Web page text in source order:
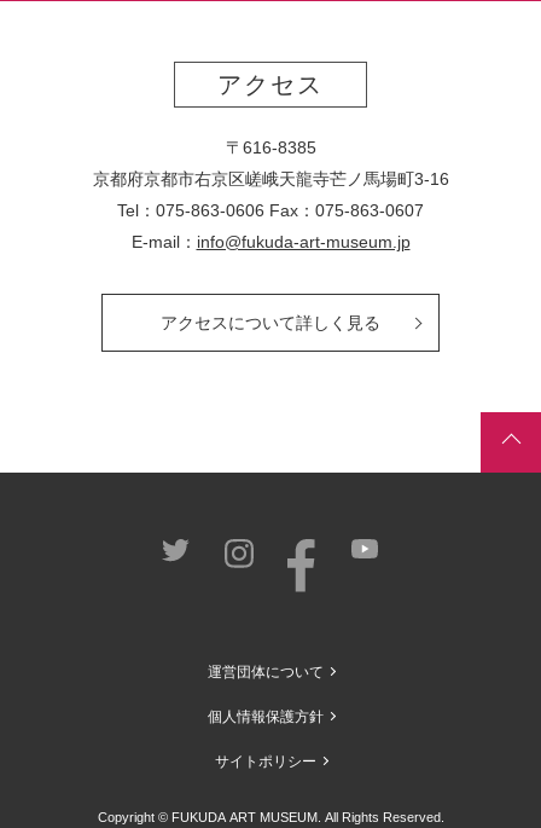
アクセス
〒616-8385
京都府京都市右京区嵯峨天龍寺芒ノ馬場町3-16
Tel：075-863-0606 Fax：075-863-0607
E-mail： info@fukuda-art-museum.jp
アクセスについて詳しく見る
運営団体について
個人情報保護方針
サイトポリシー
Copyright © FUKUDA ART MUSEUM. All Rights Reserved.